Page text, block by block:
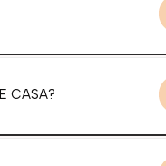
CASA?